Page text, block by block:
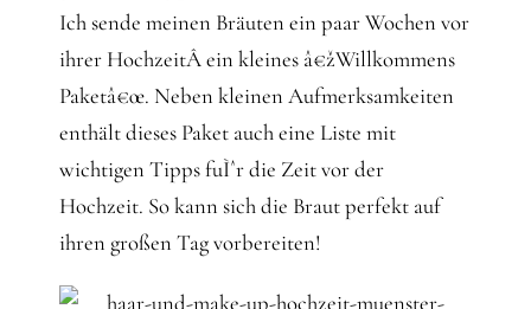
Ich sende meinen Bräuten ein paar Wochen vor
ihrer HochzeitÂ ein kleines â€žWillkommens
Paketâ€œ. Neben kleinen Aufmerksamkeiten
enthält dieses Paket auch eine Liste mit
wichtigen Tipps fuÌˆr die Zeit vor der
Hochzeit. So kann sich die Braut perfekt auf
ihren großen Tag vorbereiten!